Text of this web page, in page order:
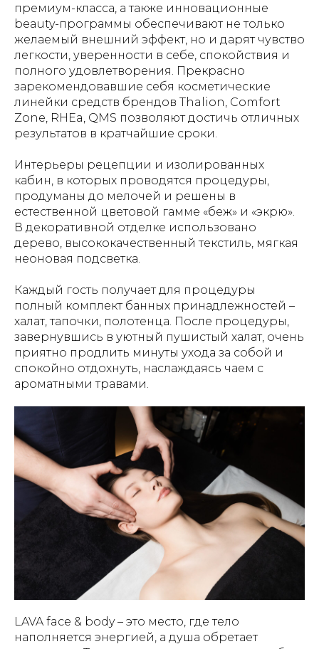
премиум-класса, а также инновационные
beauty-программы обеспечивают не только
желаемый внешний эффект, но и дарят чувство
легкости, уверенности в себе, спокойствия и
полного удовлетворения. Прекрасно
зарекомендовавшие себя косметические
линейки средств брендов Thalion, Comfort
Zone, RHEa, QMS позволяют достичь отличных
результатов в кратчайшие сроки.
Интерьеры рецепции и изолированных
кабин, в которых проводятся процедуры,
продуманы до мелочей и решены в
естественной цветовой гамме «беж» и «экрю».
В декоративной отделке использовано
дерево, высококачественный текстиль, мягкая
неоновая подсветка.
Каждый гость получает для процедуры
полный комплект банных принадлежностей –
халат, тапочки, полотенца. После процедуры,
завернувшись в уютный пушистый халат, очень
приятно продлить минуты ухода за собой и
спокойно отдохнуть, наслаждаясь чаем с
ароматными травами.
LAVA face & body – это место, где тело
наполняется энергией, а душа обретает